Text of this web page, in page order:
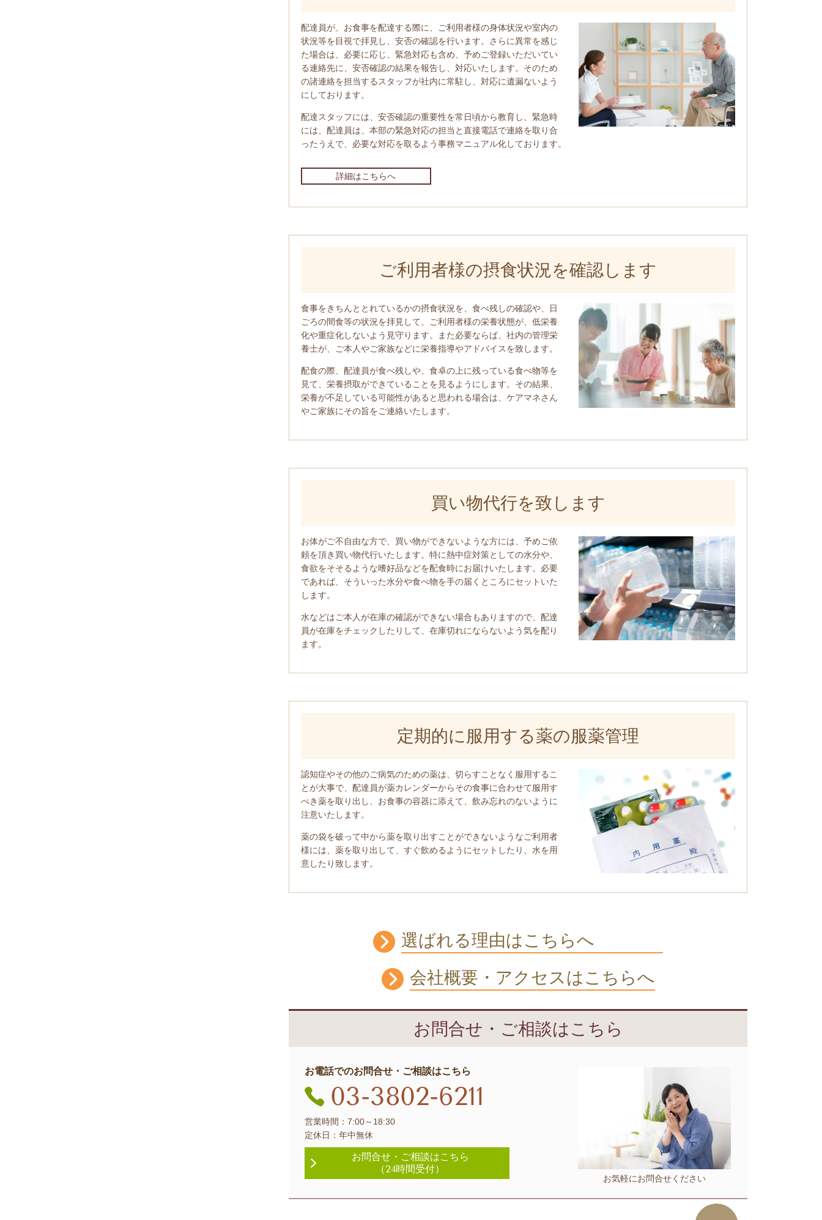
配達員が、お食事を配達する際に、ご利用者様の身体状況や室内の
状況等を目視で拝見し、安否の確認を行います。さらに異常を感じ
た場合は、必要に応じ、緊急対応も含め、予めご登録いただいてい
る連絡先に、安否確認の結果を報告し、対応いたします。そのため
の諸連絡を担当するスタッフが社内に常駐し、対応に遺漏ないよう
にしております。
配達スタッフには、安否確認の重要性を常日頃から教育し、緊急時
には、配達員は、本部の緊急対応の担当と直接電話で連絡を取り合
ったうえで、必要な対応を取るよう事務マニュアル化しております。
詳細はこちらへ
ご利用者様の摂食状況を確認します
食事をきちんととれているかの摂食状況を、食べ残しの確認や、日
ごろの間食等の状況を拝見して、ご利用者様の栄養状態が、低栄養
化や重症化しないよう見守ります。また必要ならば、社内の管理栄
養士が、ご本人やご家族などに栄養指導やアドバイスを致します。
配食の際、配達員が食べ残しや、食卓の上に残っている食べ物等を
見て、栄養摂取ができていることを見るようにします。その結果、
栄養が不足している可能性があると思われる場合は、ケアマネさん
やご家族にその旨をご連絡いたします。
買い物代行を致します
お体がご不自由な方で、買い物ができないような方には、予めご依
頼を頂き買い物代行いたします。特に熱中症対策としての水分や、
食欲をそそるような嗜好品などを配食時にお届けいたします。必要
であれば、そういった水分や食べ物を手の届くところにセットいた
します。
水などはご本人が在庫の確認ができない場合もありますので、配達
員が在庫をチェックしたりして、在庫切れにならないよう気を配り
ます。
定期的に服用する薬の服薬管理
認知症やその他のご病気のための薬は、切らすことなく服用するこ
とが大事で、配達員が薬カレンダーからその食事に合わせて服用す
べき薬を取り出し、お食事の容器に添えて、飲み忘れのないように
注意いたします。
薬の袋を破って中から薬を取り出すことができないようなご利用者
様には、薬を取り出して、すぐ飲めるようにセットしたり、水を用
意したり致します。
選ばれる理由はこちらへ
会社概要・アクセスはこちらへ
お問合せ・ご相談はこちら
お気軽にお問合せください
お電話でのお問合せ・ご相談はこちら
03-3802-6211
営業時間：7:00～18:30
定休日：年中無休
お問合せ・ ご相談はこちら
（24時間受付）